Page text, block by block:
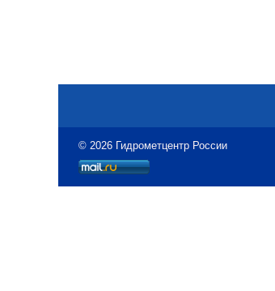
© 2026 Гидрометцентр России